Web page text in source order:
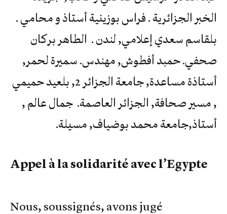
الخبر الجزائرية . فراس بوزينية أستاذ و محامي .
بلقاسم سعدي إعلامي, لندن . الطاهر بركان
صحفي. حمبد أفطوش, مهندس. سميرة لحمر,
أستاذة مساعدة, جامعة الجزائر 2, بلعيد حميمي
, مسير صحافة, الجزائر العاصمة. جمال عالم ,
أستاذ,جامعة محمد بوضياف, مسيلة.
Appel à la solidarité avec l’Egypte
Nous, soussignés, avons jugé